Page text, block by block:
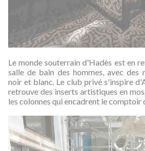
Le monde souterrain d'Hadès est en
salle de bain des hommes, avec des
noir et blanc. Le club privé s'inspire
retrouve des inserts artistiques en
les colonnes qui encadrent le comptoir